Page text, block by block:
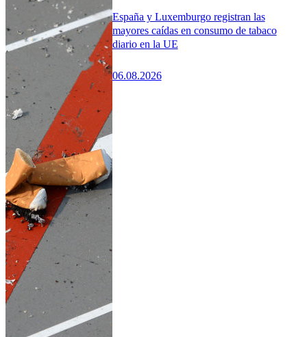
España y Luxemburgo registran las
mayores caídas en consumo de tabaco
diario en la UE
06.08.2026